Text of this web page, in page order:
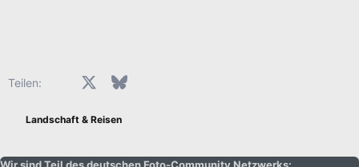
Teilen: FacebookX (Twitter)Bluesky
Landschaft & Reisen